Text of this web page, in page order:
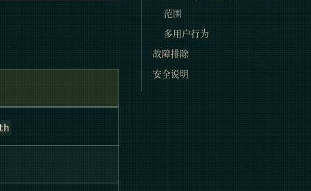
范围
多用户行为
故障排除
安全说明